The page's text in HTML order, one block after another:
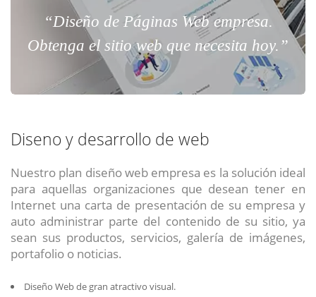
“Diseño de Páginas Web empresa.
Obtenga el sitio web que necesita hoy.”
Diseno y desarrollo de web
Nuestro plan diseño web empresa es la solución ideal
para aquellas organizaciones que desean tener en
Internet una carta de presentación de su empresa y
auto administrar parte del contenido de su sitio, ya
sean sus productos, servicios, galería de imágenes,
portafolio o noticias.
Diseño Web de gran atractivo visual.